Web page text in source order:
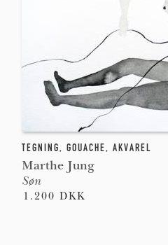
TEGNING,GOUACHE,AKVAREL
Marthe Jung
Søn
1.200 DKK